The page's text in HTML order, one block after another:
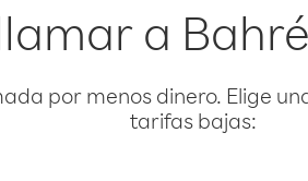
a
por menos dinero. Elige
tarifas bajas: